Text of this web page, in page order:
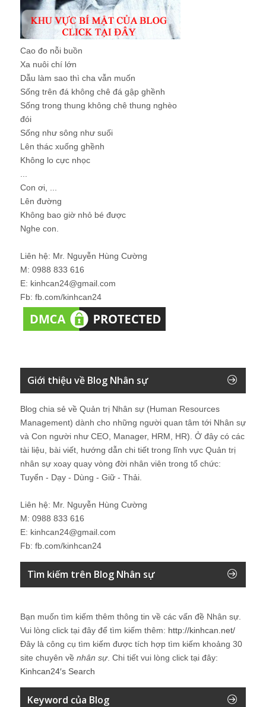
Cao đo nỗi buồn
Xa nuôi chí lớn
Dẫu làm sao thì cha vẫn muốn
Sống trên đá không chê đá gập ghềnh
Sống trong thung không chê thung nghèo
đói
Sống như sông như suối
Lên thác xuống ghềnh
Không lo cực nhọc
Con ơi, ...
Lên đường
Không bao giờ nhỏ bé được
Nghe con.
Liên hệ: Mr. Nguyễn Hùng Cường
M: 0988 833 616
E: kinhcan24@gmail.com
Fb: fb.com/kinhcan24
Giới thiệu về Blog Nhân sự
Blog chia sẻ về Quản trị Nhân sự (Human Resources
Management) dành cho những người quan tâm tới Nhân sự
và Con người như CEO, Manager, HRM, HR). Ở đây có các
tài liệu, bài viết, hướng dẫn chi tiết trong lĩnh vực Quản trị
nhân sự xoay quay vòng đời nhân viên trong tổ chức:
Tuyển - Dạy - Dùng - Giữ - Thải.
Liên hệ: Mr. Nguyễn Hùng Cường
M: 0988 833 616
E: kinhcan24@gmail.com
Fb: fb.com/kinhcan24
Tìm kiếm trên Blog Nhân sự
Bạn muốn tìm kiếm thêm thông tin về các vấn đề Nhân sự
Vui lòng click tại đây để tìm kiếm thêm: http://kinhcan.net/
Đây là công cụ tìm kiếm được tích hợp tìm kiếm khoảng 30
site chuyên về nhân sự. Chi tiết vui lòng click tại đây:
Kinhcan24′s Search
Keyword của Blog